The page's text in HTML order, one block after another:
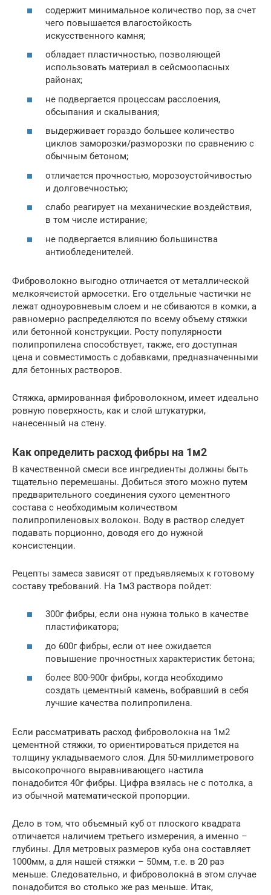
содержит минимальное количество пор, за счет
чего повышается влагостойкость
искусственного камня;
обладает пластичностью, позволяющей
использовать материал в сейсмоопасных
районах;
не подвергается процессам расслоения,
обсыпания и скалывания;
выдерживает гораздо большее количество
циклов заморозки/разморозки по сравнению с
обычным бетоном;
отличается прочностью, морозоустойчивостью
и долговечностью;
слабо реагирует на механические воздействия,
в том числе истирание;
не подвергается влиянию большинства
антиобледенителей.
Фиброволокно выгодно отличается от металлической
мелкоячеистой армосетки. Его отдельные частички не
лежат одноуровневым слоем и не сбиваются в комки, а
равномерно распределяются по всему объему стяжки
или бетонной конструкции. Росту популярности
полипропилена способствует, также, его доступная
цена и совместимость с добавками, предназначенными
для бетонных растворов.
Стяжка, армированная фиброволокном, имеет идеально
ровную поверхность, как и слой штукатурки,
нанесенный на стену.
Как определить расход фибры на 1м2
В качественной смеси все ингредиенты должны быть
тщательно перемешаны. Добиться этого можно путем
предварительного соединения сухого цементного
состава с необходимым количеством
полипропиленовых волокон. Воду в раствор следует
подавать порционно, доводя его до нужной
консистенции.
Рецепты замеса зависят от предъявляемых к готовому
составу требований. На 1м3 раствора пойдет:
300г фибры, если она нужна только в качестве
пластификатора;
до 600г фибры, если от нее ожидается
повышение прочностных характеристик бетона;
более 800-900г фибры, когда необходимо
создать цементный камень, вобравший в себя
лучшие качества полипропилена.
Если рассматривать расход фиброволокна на 1м2
цементной стяжки, то ориентироваться придется на
толщину укладываемого слоя. Для 50-миллиметрового
высокопрочного выравнивающего настила
понадобится 40г фибры. Цифра взялась не с потолка, а
из обычной математической пропорции.
Дело в том, что объемный куб от плоского квадрата
отличается наличием третьего измерения, а именно –
глубины. Для метровых размеров куба она составляет
1000мм, а для нашей стяжки – 50мм, т.е. в 20 раз
меньше. Следовательно, и фиброволокна́ в этом случае
понадобится во столько же раз меньше. Итак,